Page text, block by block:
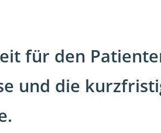
für den
und die